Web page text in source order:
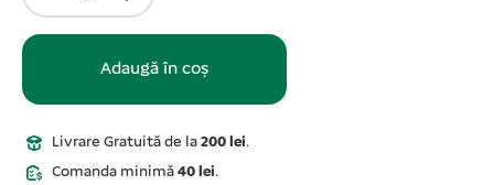
Adaugă în coș
Livrare Gratuită de la 200 lei.
Comanda minimă 40 lei.